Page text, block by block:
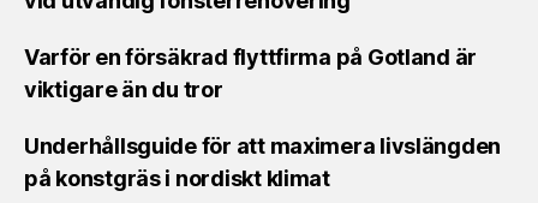
Varför en försäkrad flyttfirma på Gotland är
viktigare än du tror
Underhållsguide för att maximera livslängden
på konstgräs i nordiskt klimat